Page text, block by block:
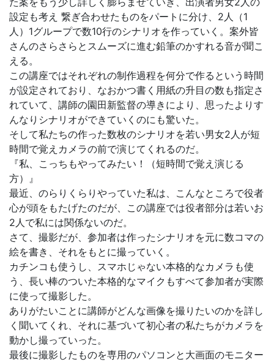
設定も考え 繋ぎ合わせたものをパートに分け、2人（1
人）1グループで数10行のシナリオを作っていく。案外皆
さんのさらさらとスムーズに進む鉛筆のかすれる音が聞こ
える。
この講座ではそれぞれの制作過程を何分で作るという時間
が設定されており、なおかつ書く用紙の升目の数も指定さ
れていて、講師の園田新監督の導きにより、思ったよりす
んなりシナリオができていくのにも驚いた。
そして私たちの作った数枚のシナリオを若い男女2人が短
時間で覚えカメラの前で演じてくれるのだ。
『私、こっちもやってみたい！（短時間で覚え演じる
方）』
最近、のらりくらりやっていた私は、こんなところで役者
心が頭をもたげたのだが、この講座では役者部分は若いお
2人で私には関係ないのだ。
さて、撮影だが、参加者は作ったシナリオを元に数コマの
絵を書き、それをもとに撮っていく。
カチンコも使うし、スマホじゃない本格的なカメラも使
う、長い棒のついた本格的なマイクもすべて参加者が実際
に使って撮影した。
ありがたいことに講師がどんな画像を撮りたいのかを詳し
く聞いてくれ、それに基づいて初心者の私たちがカメラを
動かし撮っていった。
最後に撮影したものを専用のパソコンと大画面のモニター